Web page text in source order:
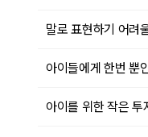
말로 표현하기 어려
아이들에게 한번 뿐
아이를 위한 작은 투